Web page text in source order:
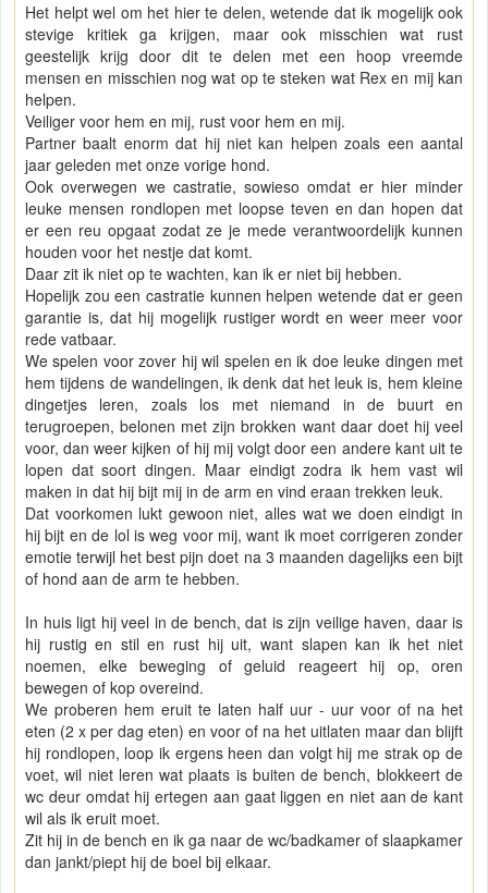
Het helpt wel om het hier te delen, wetende dat ik mogelijk ook
stevige kritiek ga krijgen, maar ook misschien wat rust
geestelijk krijg door dit te delen met een hoop vreemde
mensen en misschien nog wat op te steken wat Rex en mij kan
helpen.
Veiliger voor hem en mij, rust voor hem en mij.
Partner baalt enorm dat hij niet kan helpen zoals een aantal
jaar geleden met onze vorige hond.
Ook overwegen we castratie, sowieso omdat er hier minder
leuke mensen rondlopen met loopse teven en dan hopen dat
er een reu opgaat zodat ze je mede verantwoordelijk kunnen
houden voor het nestje dat komt.
Daar zit ik niet op te wachten, kan ik er niet bij hebben.
Hopelijk zou een castratie kunnen helpen wetende dat er geen
garantie is, dat hij mogelijk rustiger wordt en weer meer voor
rede vatbaar.
We spelen voor zover hij wil spelen en ik doe leuke dingen met
hem tijdens de wandelingen, ik denk dat het leuk is, hem kleine
dingetjes leren, zoals los met niemand in de buurt en
terugroepen, belonen met zijn brokken want daar doet hij veel
voor, dan weer kijken of hij mij volgt door een andere kant uit te
lopen dat soort dingen. Maar eindigt zodra ik hem vast wil
maken in dat hij bijt mij in de arm en vind eraan trekken leuk.
Dat voorkomen lukt gewoon niet, alles wat we doen eindigt in
hij bijt en de lol is weg voor mij, want ik moet corrigeren zonder
emotie terwijl het best pijn doet na 3 maanden dagelijks een bijt
of hond aan de arm te hebben.
In huis ligt hij veel in de bench, dat is zijn veilige haven, daar is
hij rustig en stil en rust hij uit, want slapen kan ik het niet
noemen, elke beweging of geluid reageert hij op, oren
bewegen of kop overeind.
We proberen hem eruit te laten half uur - uur voor of na het
eten (2 x per dag eten) en voor of na het uitlaten maar dan blijft
hij rondlopen, loop ik ergens heen dan volgt hij me strak op de
voet, wil niet leren wat plaats is buiten de bench, blokkeert de
wc deur omdat hij ertegen aan gaat liggen en niet aan de kant
wil als ik eruit moet.
Zit hij in de bench en ik ga naar de wc/badkamer of slaapkamer
dan jankt/piept hij de boel bij elkaar.